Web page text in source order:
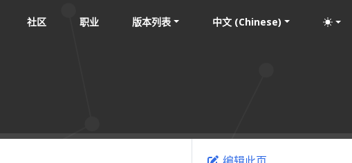
社区 职业 版本列表 中文 (Chinese)